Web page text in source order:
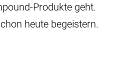
Produkte geht.
heute begeistern.